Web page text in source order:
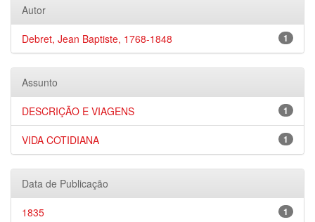
Autor
1
Debret, Jean Baptiste, 1768-1848
Assunto
1
DESCRIÇÃO E VIAGENS
1
VIDA COTIDIANA
Data de Publicação
1
1835